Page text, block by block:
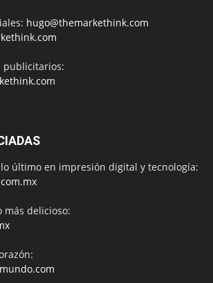
hugo@themarkethink.com
publicitarios:
último en impresión digital y tecnología:
más delicioso: